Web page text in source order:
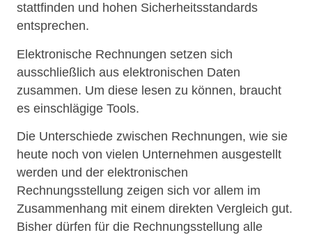
stattfinden und hohen Sicherheitsstandards
entsprechen.
Elektronische Rechnungen setzen sich
ausschließlich aus elektronischen Daten
zusammen. Um diese lesen zu können, braucht
es einschlägige Tools.
Die Unterschiede zwischen Rechnungen, wie sie
heute noch von vielen Unternehmen ausgestellt
werden und der elektronischen
Rechnungsstellung zeigen sich vor allem im
Zusammenhang mit einem direkten Vergleich gut.
Bisher dürfen für die Rechnungsstellung alle